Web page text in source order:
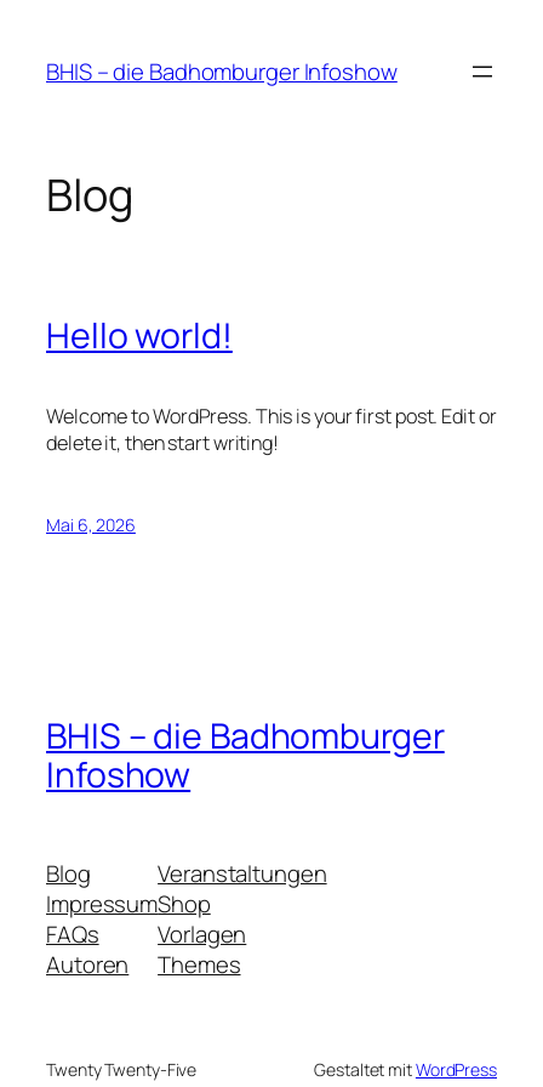
springen
BHIS – die Badhomburger Infoshow
Blog
Hello world!
Welcome to WordPress. This is your first post. Edit or
delete it, then start writing!
Mai 6, 2026
BHIS – die Badhomburger
Infoshow
Blog
Impressum
FAQs
Autoren
Veranstaltungen
Shop
Vorlagen
Themes
Twenty Twenty-Five Gestaltet mitWordPress